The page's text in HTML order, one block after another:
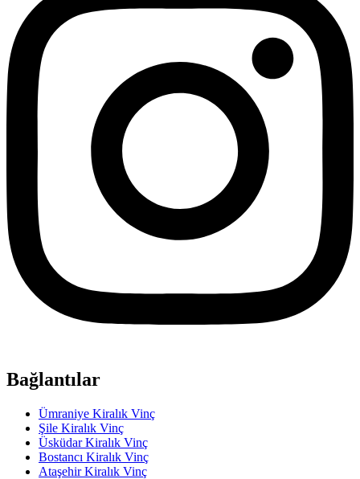
Bağlantılar
Ümraniye Kiralık Vinç
Şile Kiralık Vinç
Üsküdar Kiralık Vinç
Bostancı Kiralık Vinç
Ataşehir Kiralık Vinç